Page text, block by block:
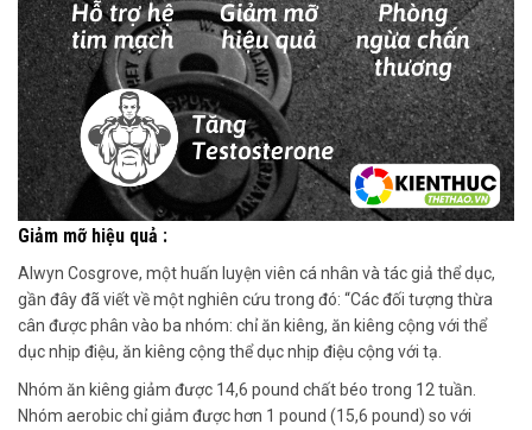
Giảm mỡ hiệu quả :
Alwyn Cosgrove, một huấn luyện viên cá nhân và tác giả thể dục,
gần đây đã viết vềmột nghiên cứu trong đó: “Các đối tượng thừa
cân được phân vào ba nhóm: chỉ ăn kiêng, ăn kiêng cộng với thể
dục nhịp điệu, ăn kiêng cộng thể dục nhịp điệu cộng với tạ.
Nhóm ăn kiêng giảm được 14,6 pound chất béo trong 12 tuần.
Nhóm aerobic chỉ giảm được hơn 1 pound (15,6 pound) so với